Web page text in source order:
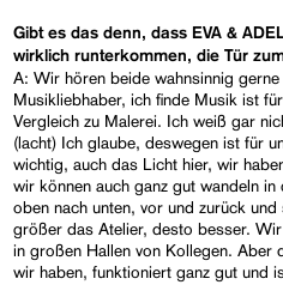
Gibt es das denn, dass EVA &
wirklich runterkommen, die Tür
A: Wir hören beide wahnsinnig
Musikliebhaber, ich finde Musik ist
Vergleich zu Malerei. Ich weiß gar
(lacht) Ich glaube, deswegen ist für
wichtig, auch das Licht hier, wir
wir können auch ganz gut wandeln
oben nach unten, vor und zurück
größer das Atelier, desto besser.
in großen Hallen von Kollegen. Aber
wir haben, funktioniert ganz gut und